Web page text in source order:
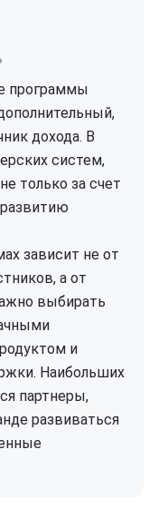
программы
дохода. В
систем,
только за счет
зависит не от
а от
выбирать
и
Наибольших
партнеры,
развиваться